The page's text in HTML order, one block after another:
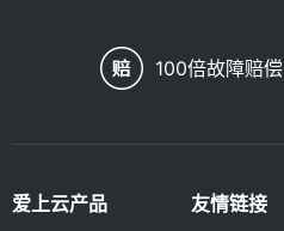
100倍故障赔偿
爱上云产品 友情链接